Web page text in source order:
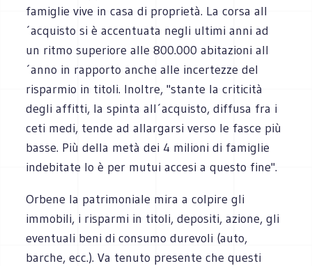
famiglie vive in casa di proprietà. La corsa all
´acquisto si è accentuata negli ultimi anni ad
un ritmo superiore alle 800.000 abitazioni all
´anno in rapporto anche alle incertezze del
risparmio in titoli. Inoltre, "stante la criticità
degli affitti, la spinta all´acquisto, diffusa fra i
ceti medi, tende ad allargarsi verso le fasce più
basse. Più della metà dei 4 milioni di famiglie
indebitate lo è per mutui accesi a questo fine".
Orbene la patrimoniale mira a colpire gli
immobili, i risparmi in titoli, depositi, azione, gli
eventuali beni di consumo durevoli (auto,
barche, ecc.). Va tenuto presente che questi